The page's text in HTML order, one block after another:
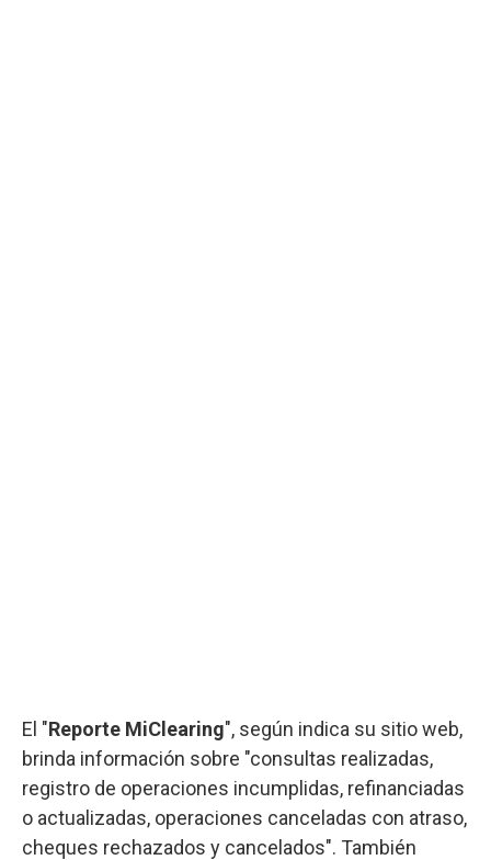
El "Reporte MiClearing", según indica su sitio web,
brinda información sobre "consultas realizadas,
registro de operaciones incumplidas, refinanciadas
o actualizadas, operaciones canceladas con atraso,
cheques rechazados y cancelados". También